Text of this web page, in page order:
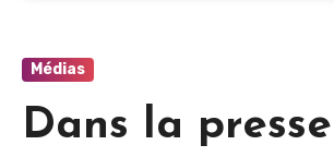
Médias
Dans la presse